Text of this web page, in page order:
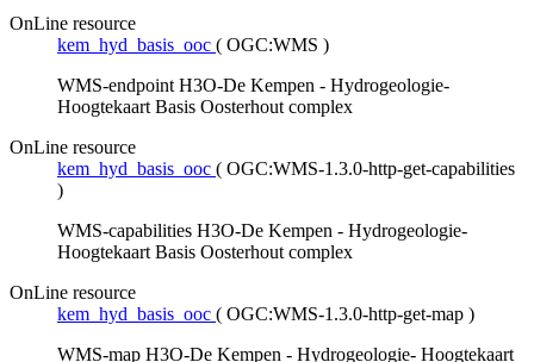
OnLine resource
kem_hyd_basis_ooc ( OGC:WMS )
WMS-endpoint H3O-De Kempen - Hydrogeologie-
Hoogtekaart Basis Oosterhout complex
OnLine resource
kem_hyd_basis_ooc ( OGC:WMS-1.3.0-http-get-capabilities
)
WMS-capabilities H3O-De Kempen - Hydrogeologie-
Hoogtekaart Basis Oosterhout complex
OnLine resource
kem_hyd_basis_ooc ( OGC:WMS-1.3.0-http-get-map )
WMS-map H3O-De Kempen - Hydrogeologie- Hoogtekaart